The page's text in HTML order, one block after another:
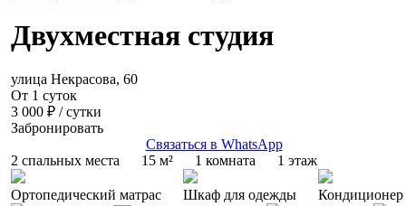
Двухместная студия
улица Некрасова, 60
От 1 суток
3 000 ₽ / сутки
Забронировать
Связаться в WhatsApp
2 спальных места
15 м² 1 комната 1 этаж
Ортопедический матрас Шкаф для одежды Кондиционер